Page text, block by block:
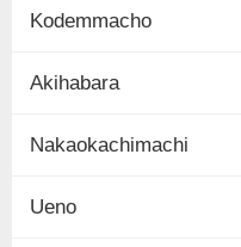
Kodemmacho
Akihabara
Nakaokachimachi
Ueno